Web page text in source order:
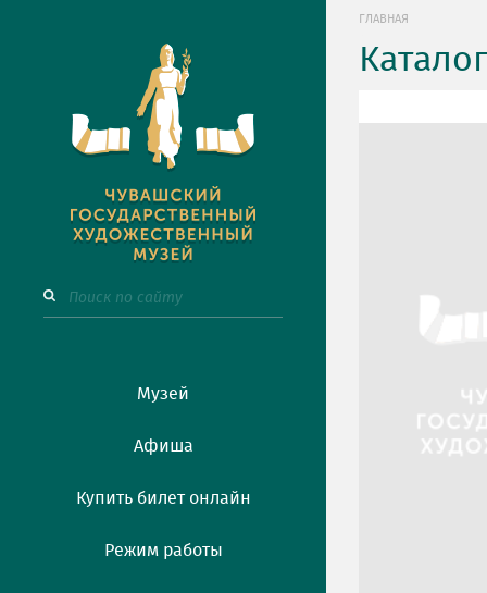
Музей
Афиша
Купить билет онлайн
Режим работы
ГЛАВНАЯ